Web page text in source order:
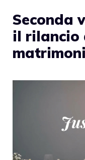
Seconda
il rilancio
matrimoni